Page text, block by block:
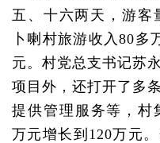
五、十六两天，游客
卜喇村旅游收入80多
元。村党总支书记苏
项目外，还打开了多
提供管理服务等，村
万元增长到120万元